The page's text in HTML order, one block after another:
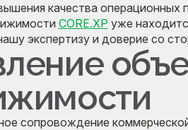
качества
CORE.XP уже
экспертизу и доверие со
сопровождение